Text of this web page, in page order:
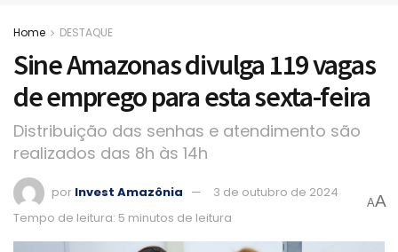
Home DESTAQUE
Sine Amazonas divulga 119 vagas
de emprego para esta sexta-feira
Distribuição das senhas e atendimento são
realizados das 8h às 14h
por Invest Amazônia
3 de outubro de 2024
Tempo de leitura: 5 minutos de leitura
AA